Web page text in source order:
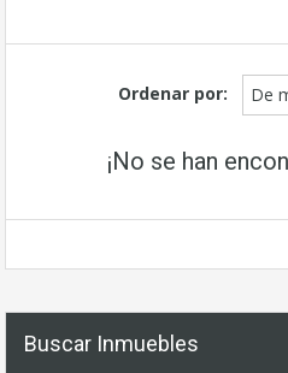
Ordenar por: De
¡No se han
Buscar Inmuebles